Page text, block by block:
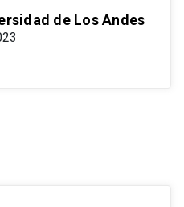
de Los Andes